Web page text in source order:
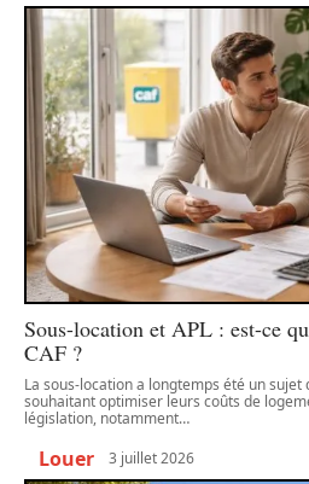
Sous-location et APL : est-ce
CAF ?
La sous-location a longtemps été un
souhaitant optimiser leurs coûts de
législation, notamment…
Louer 3 juillet 2026